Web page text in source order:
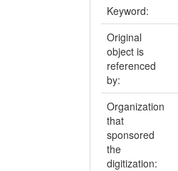
Keyword:
Original
object is
referenced
by:
Organization
that
sponsored
the
digitization: